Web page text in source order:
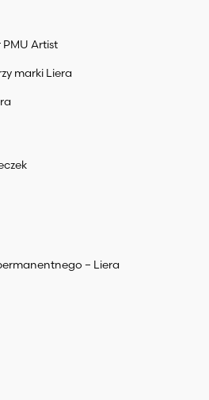
Artist
marki Liera
– Liera